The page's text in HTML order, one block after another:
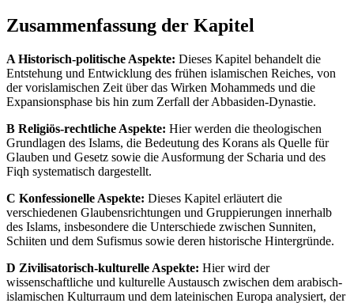
Zusammenfassung der Kapitel
A Historisch-politische Aspekte: Dieses Kapitel behandelt die
Entstehung und Entwicklung des frühen islamischen Reiches, von
der vorislamischen Zeit über das Wirken Mohammeds und die
Expansionsphase bis hin zum Zerfall der Abbasiden-Dynastie.
B Religiös-rechtliche Aspekte: Hier werden die theologischen
Grundlagen des Islams, die Bedeutung des Korans als Quelle für
Glauben und Gesetz sowie die Ausformung der Scharia und des
Fiqh systematisch dargestellt.
C Konfessionelle Aspekte: Dieses Kapitel erläutert die
verschiedenen Glaubensrichtungen und Gruppierungen innerhalb
des Islams, insbesondere die Unterschiede zwischen Sunniten,
Schiiten und dem Sufismus sowie deren historische Hintergründe.
D Zivilisatorisch-kulturelle Aspekte: Hier wird der
wissenschaftliche und kulturelle Austausch zwischen dem arabisch-
islamischen Kulturraum und dem lateinischen Europa analysiert, der